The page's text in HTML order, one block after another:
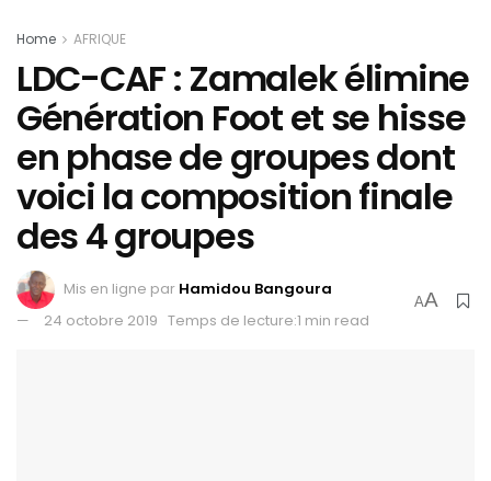
Home AFRIQUE
LDC-CAF : Zamalek élimine
Génération Foot et se hisse
en phase de groupes dont
voici la composition finale
des 4 groupes
Mis en ligne par Hamidou Bangoura
24 octobre 2019 Temps de lecture:1 min read
AA